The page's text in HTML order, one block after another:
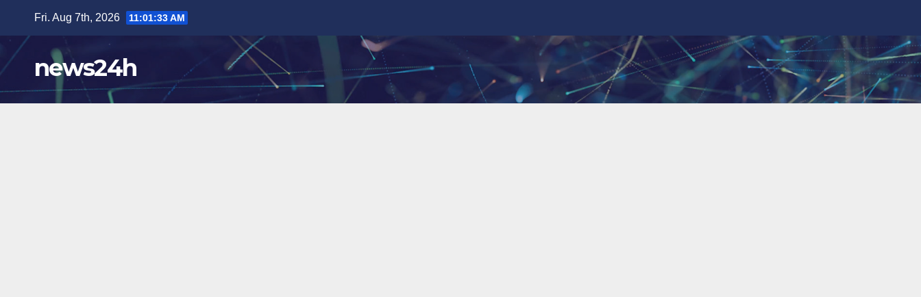
content
Fri. Aug 7th, 2026 11:01:34 AM
news24h